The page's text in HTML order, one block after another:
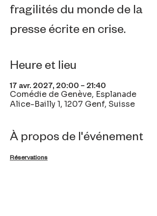
fragilités du monde de la
presse écrite en crise.
Heure et lieu
17 avr. 2027, 20:00 – 21:40
Comédie de Genève, Esplanade
Alice-Bailly 1, 1207 Genf, Suisse
À propos de l'événement
Réservations